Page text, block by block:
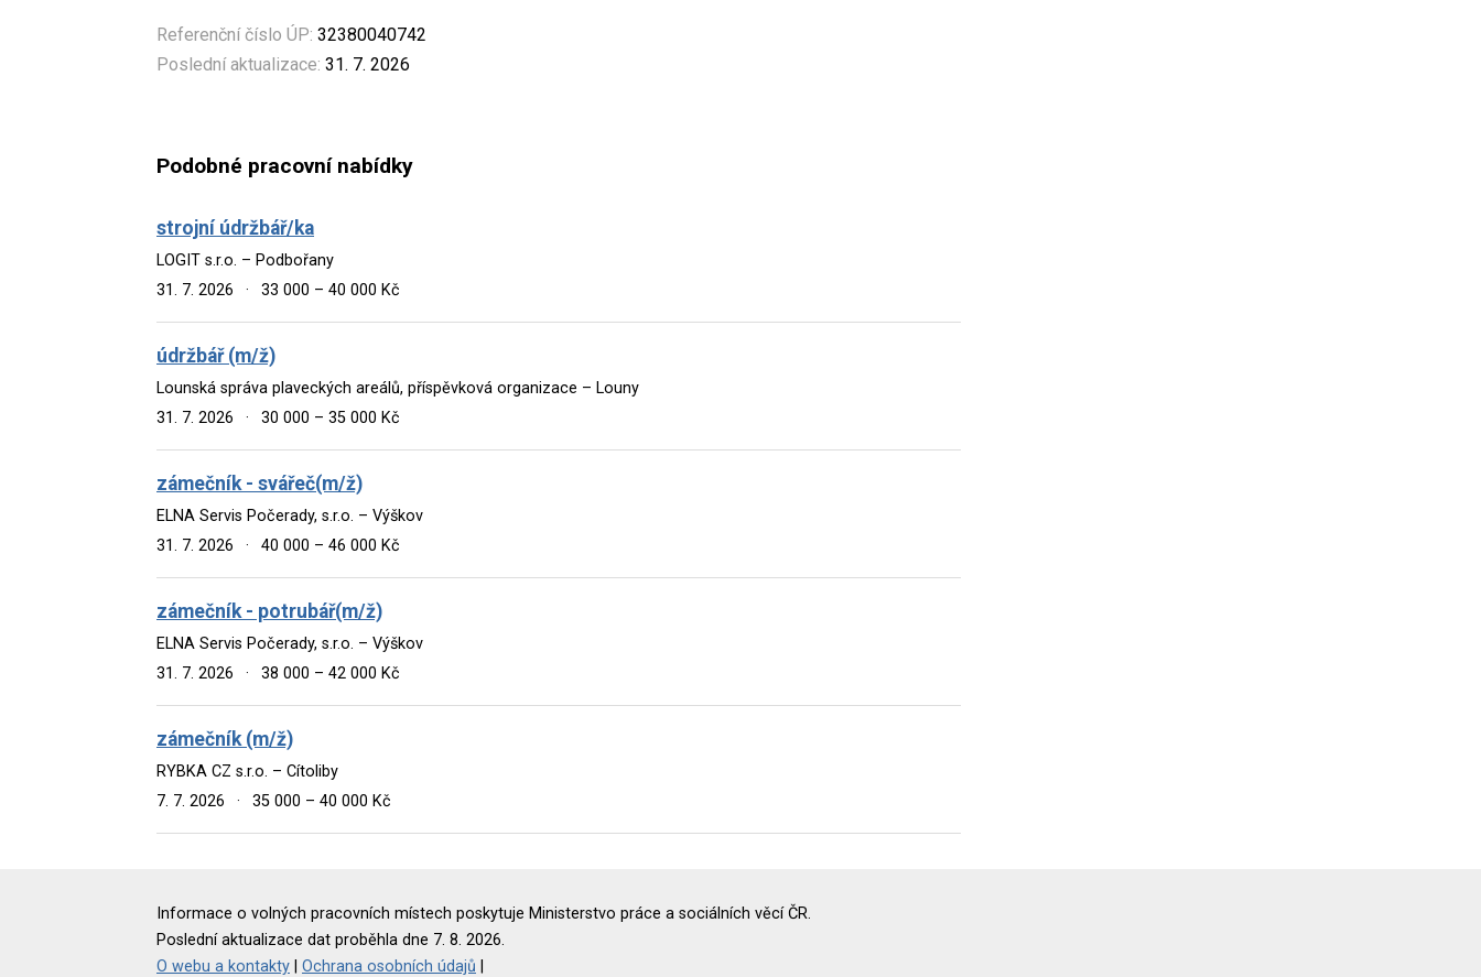
Referenční číslo ÚP: 32380040742
Poslední aktualizace: 31. 7. 2026
Podobné pracovní nabídky
strojní údržbář/ka
LOGIT s.r.o. – Podbořany
31. 7. 2026
· 33 000 – 40 000 Kč
údržbář (m/ž)
Lounská správa plaveckých areálů, příspěvková organizace – Louny
31. 7. 2026
· 30 000 – 35 000 Kč
zámečník - svářeč(m/ž)
ELNA Servis Počerady, s.r.o. – Výškov
31. 7. 2026
· 40 000 – 46 000 Kč
zámečník - potrubář(m/ž)
ELNA Servis Počerady, s.r.o. – Výškov
31. 7. 2026
· 38 000 – 42 000 Kč
zámečník (m/ž)
RYBKA CZ s.r.o. – Cítoliby
7. 7. 2026
· 35 000 – 40 000 Kč
Informace o volných pracovních místech poskytuje Ministerstvo práce a sociálních věcí ČR.
Poslední aktualizace dat proběhla dne 7. 8. 2026.
O webu a kontakty
Ochrana osobních údajů